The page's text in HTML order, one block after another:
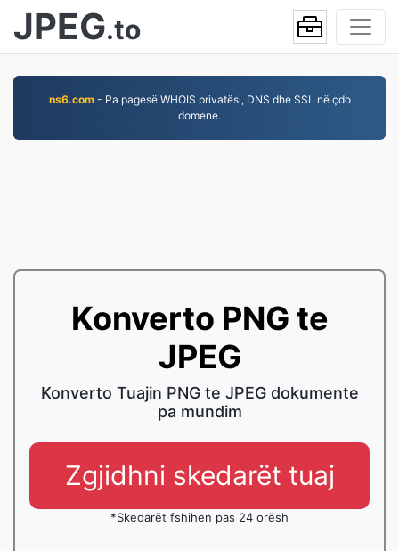
JPEG.to
ns6.com- Pa pagesë WHOIS privatësi, DNS dhe SSL në çdo
domene.
Konverto PNG te
JPEG
Konverto Tuajin PNG te JPEG dokumente
pa mundim
Zgjidhni skedarët tuaj
*Skedarët fshihen pas 24 orësh